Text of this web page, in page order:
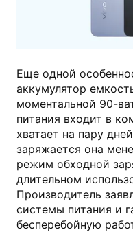
Еще одной
аккумулятор
моментальной 90-
питания входит в
хватает на пару
заряжается она
режим обходной
длительном
Производитель
системы питания и
бесперебойную